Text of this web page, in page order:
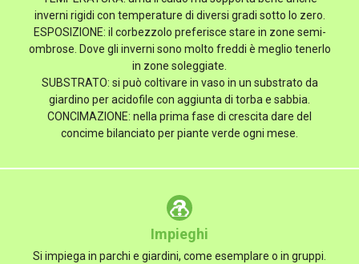
inverni rigidi con temperature di diversi gradi sotto lo zero.
ESPOSIZIONE: il corbezzolo preferisce stare in zone semi-
ombrose. Dove gli inverni sono molto freddi è meglio tenerlo
in zone soleggiate.
SUBSTRATO: si può coltivare in vaso in un substrato da
giardino per acidofile con aggiunta di torba e sabbia.
CONCIMAZIONE: nella prima fase di crescita dare del
concime bilanciato per piante verde ogni mese.
Impieghi
Si impiega in parchi e giardini, come esemplare o in gruppi.